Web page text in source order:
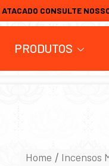
CONSULTE
PRODUTOS
Home / Incensos